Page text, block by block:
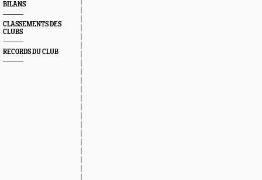
BILANS
CLASSEMENTS DES
CLUBS
RECORDS DU CLUB